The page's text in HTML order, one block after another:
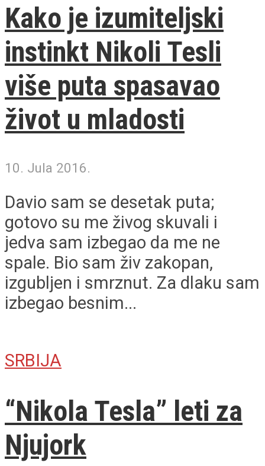
Kako je izumiteljski
instinkt Nikoli Tesli
više puta spasavao
život u mladosti
10. Jula 2016.
Davio sam se desetak puta;
gotovo su me živog skuvali i
jedva sam izbegao da me ne
spale. Bio sam živ zakopan,
izgubljen i smrznut. Za dlaku sam
izbegao besnim...
SRBIJA
“Nikola Tesla” leti za
Njujork